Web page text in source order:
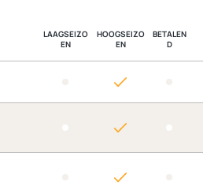
LAAGSEIZO
EN
HOOGSEIZO
EN
BETALEN
D